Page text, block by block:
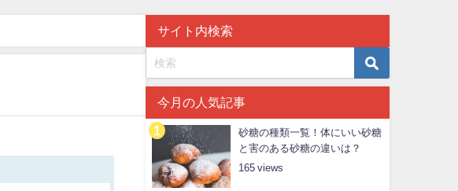
サイト内検索
今月の人気記事
砂糖の種類一覧！体にいい砂糖
と害のある砂糖の違いは？
165